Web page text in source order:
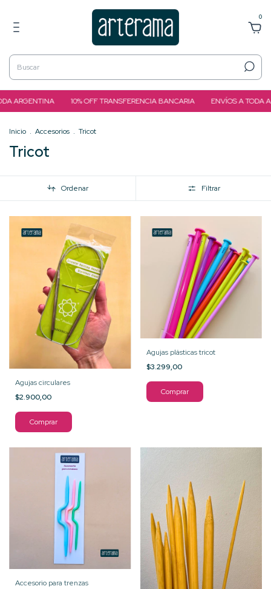
0
ARGENTINA 10% OFF TRANSFERENCIA BANCARIA ENVÍOS A TODA
Inicio . Accesorios . Tricot
Tricot
Ordenar Filtrar
Agujas circulares
$2.900,00
Comprar
Agujas plásticas tricot
$3.299,00
Comprar
Accesorio para trenzas